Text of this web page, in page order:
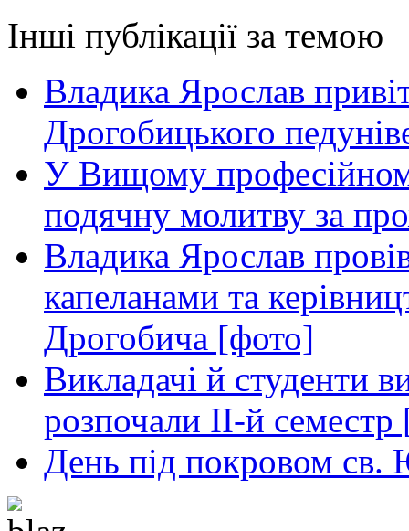
Інші публікації за темою
Владика Ярослав
Дрогобицького
У Вищому
подячну молитву за
Владика Ярослав
капеланами та
Дрогобича [фото]
Викладачі й студенти
розпочали ІІ-й
День під покровом св.